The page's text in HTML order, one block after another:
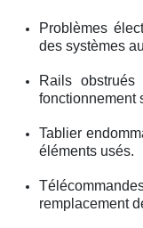
Problèmes
des systèmes
Rails
fonctionnement
Tablier
éléments usés.
remplacement